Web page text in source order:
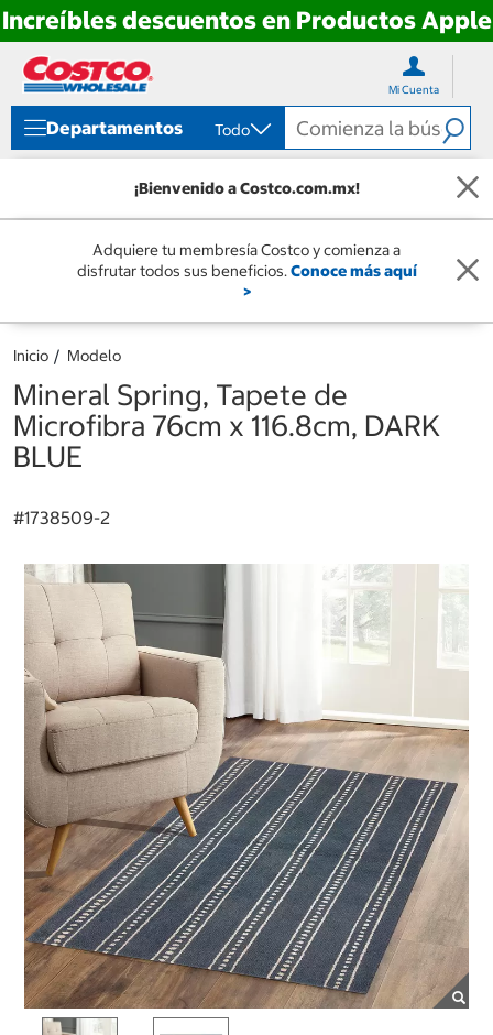
Increíbles descuentos en Productos Apple
directo
contenido
directo
menú
navegación
Mi Cuenta
Departamentos Todo
¡Bienvenido a Costco.com.mx!
Adquiere tu membresía Costco y comienza a
disfrutar todos sus beneficios.Conoce más aquí
>
Inicio Modelo
Mineral Spring, Tapete de
Microfibra 76cm x 116.8cm, DARK
BLUE
#1738509-2